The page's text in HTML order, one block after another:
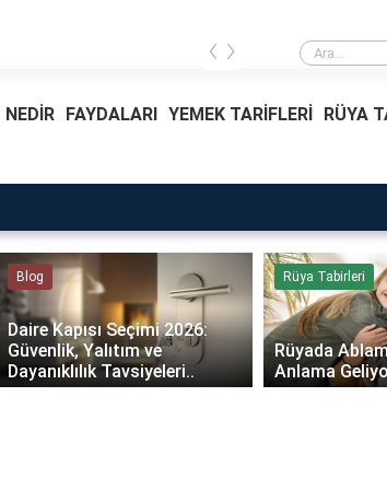
Rüyada Ablamı
‹ ›
NEDİR FAYDALARI YEMEK TARİFLERİ RÜYA
Blog
Daire Kapısı Seçimi 2026:
Güvenlik, Yalıtım ve
Dayanıklılık Tavsiyeleri..
Rüya Tabirleri
Rüyada
Anlama